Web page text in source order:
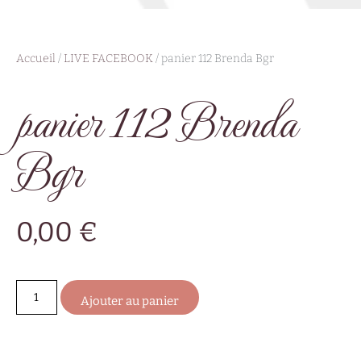
Accueil/ LIVE FACEBOOK/ panier 112 Brenda Bgr
panier 112 Brenda
Bgr
0,00 €
Ajouter au panier